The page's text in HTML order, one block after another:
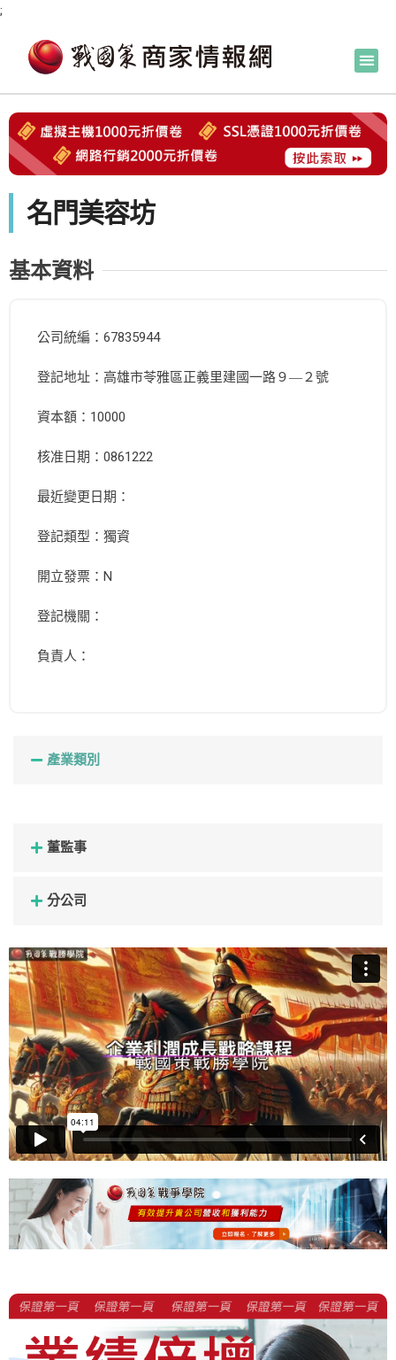
;
名門美容坊
基本資料
公司統編：67835944
登記地址：高雄市苓雅區正義里建國一路９―２號
資本額：10000
核准日期：0861222
最近變更日期：
登記類型：獨資
開立發票：N
登記機關：
負責人：
產業類別
董監事
分公司